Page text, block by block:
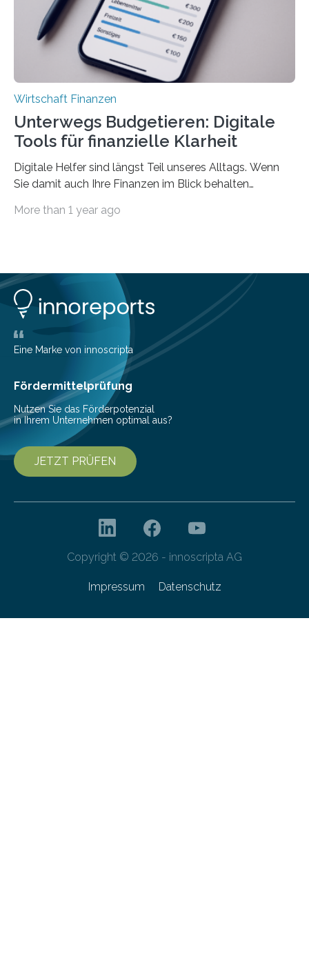
Privatwirtschaft Urlaubsgeld. Zu diesem…
Wirtschaft Finanzen
Unterwegs Budgetieren: Digitale
Tools für finanzielle Klarheit
Digitale Helfer sind längst Teil unseres Alltags. Wenn
Sie damit auch Ihre Finanzen im Blick behalten
die genau das ermöglichen: Sie helfen Ihnen, Ausgaben
Lösungen interessieren. 1. Multibanking-Tools: Alle
Konten auf einen Blick Viele Banken bieten bereits in
ihrem Online-Banking eine Multibanking-Funktion an,
mit der sich Konten bei anderen Banken…
More than 1 year ago
Eine Marke von innoscripta
Fördermittelprüfung
Nutzen Sie das Förderpotenzial
in Ihrem Unternehmen optimal aus?
JETZT PRÜFEN
Copyright © 2026 - innoscripta AG
Impressum Datenschutz